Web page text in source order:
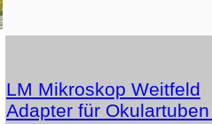
LM Mikroskop Weitfeld
Adapter für